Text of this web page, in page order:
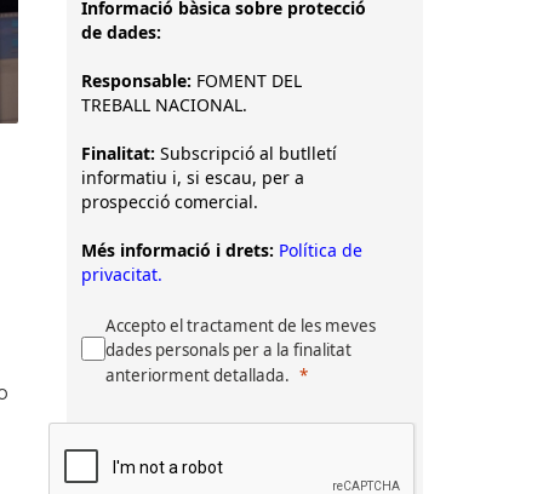
Informació bàsica sobre protecció
de dades:
Responsable: FOMENT DEL
TREBALL NACIONAL.
Finalitat: Subscripció al butlletí
informatiu i, si escau, per a
prospecció comercial.
Més informació i drets: Política de
privacitat.
Accepto el tractament de les meves
dades personals per a la finalitat
anteriorment detallada.